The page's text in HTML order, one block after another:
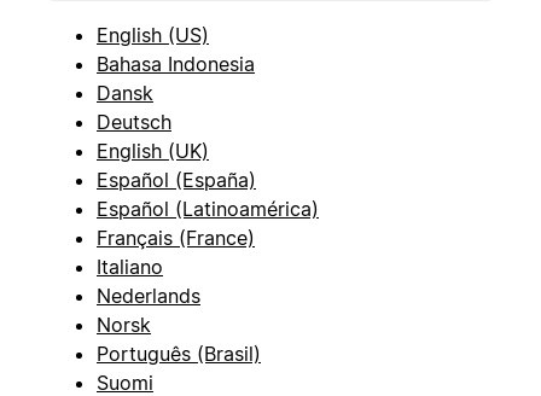
English (US)
Bahasa Indonesia
Dansk
Deutsch
English (UK)
Español (España)
Español (Latinoamérica)
Français (France)
Italiano
Nederlands
Norsk
Português (Brasil)
Suomi